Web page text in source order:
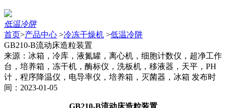
低温冷阱
首页>产品中心 >冷冻干燥机 >低温冷阱
GB210-B流动床造粒装置
来源：冰箱，冷库，液氮罐，离心机，细胞计数仪，超净工作
台，培养箱，冻干机，酶标仪，洗板机，移液器，天平，PH
计，程序降温仪，电导率仪，培养箱，灭菌器，冰箱 发布时
间：2023-01-05
GB210-B流动床造粒装置